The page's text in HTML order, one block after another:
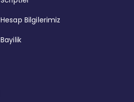
Hesap Bilgilerimiz
Bayilik